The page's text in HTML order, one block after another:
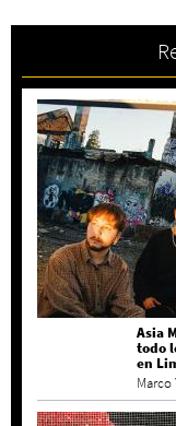
Asia
todo
en
Marco